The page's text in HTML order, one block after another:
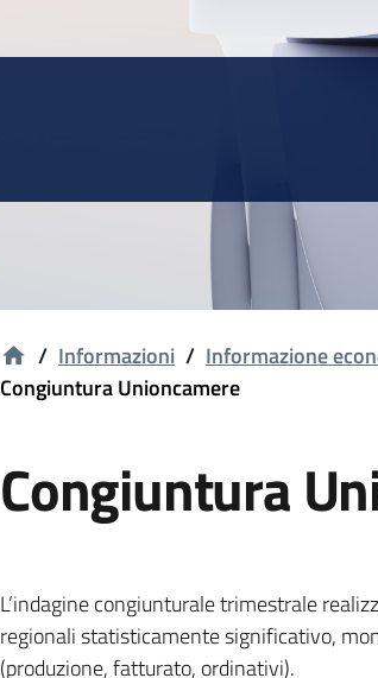
/ Informazioni / Informazione
Congiuntura Unioncamere
Congiuntura
L’indagine congiunturale trimestrale
regionali statisticamente significativo,
(produzione, fatturato, ordinativi).